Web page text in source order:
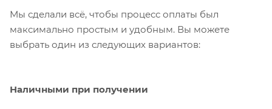
Мы сделали всё, чтобы процесс оплаты был
максимально простым и удобным. Вы можете
выбрать один из следующих вариантов:
Наличными при получении